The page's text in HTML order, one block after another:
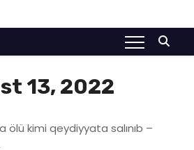
13, 2022
ölü kimi qeydiyyata salınıb –